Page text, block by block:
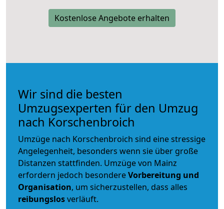
Kostenlose Angebote erhalten
Wir sind die besten
Umzugsexperten für den Umzug
nach Korschenbroich
Umzüge nach Korschenbroich sind eine stressige
Angelegenheit, besonders wenn sie über große
Distanzen stattfinden. Umzüge von Mainz
erfordern jedoch besondereVorbereitung und
Organisation, um sicherzustellen, dass alles
reibungslosverläuft.